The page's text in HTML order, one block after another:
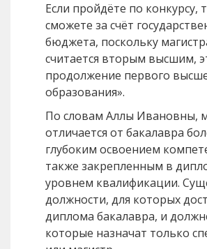
Если пройдёте по конкурсу,
сможете за счёт
бюджета, поскольку
считается вторым высшим,
продолжение первого
образования».
По словам Аллы Ивановны,
отличается от бакалавра
глубоким освоением
также закрепленным в
уровнем квалификации.
должности, для которых
диплома бакалавра, и
которые назначат только